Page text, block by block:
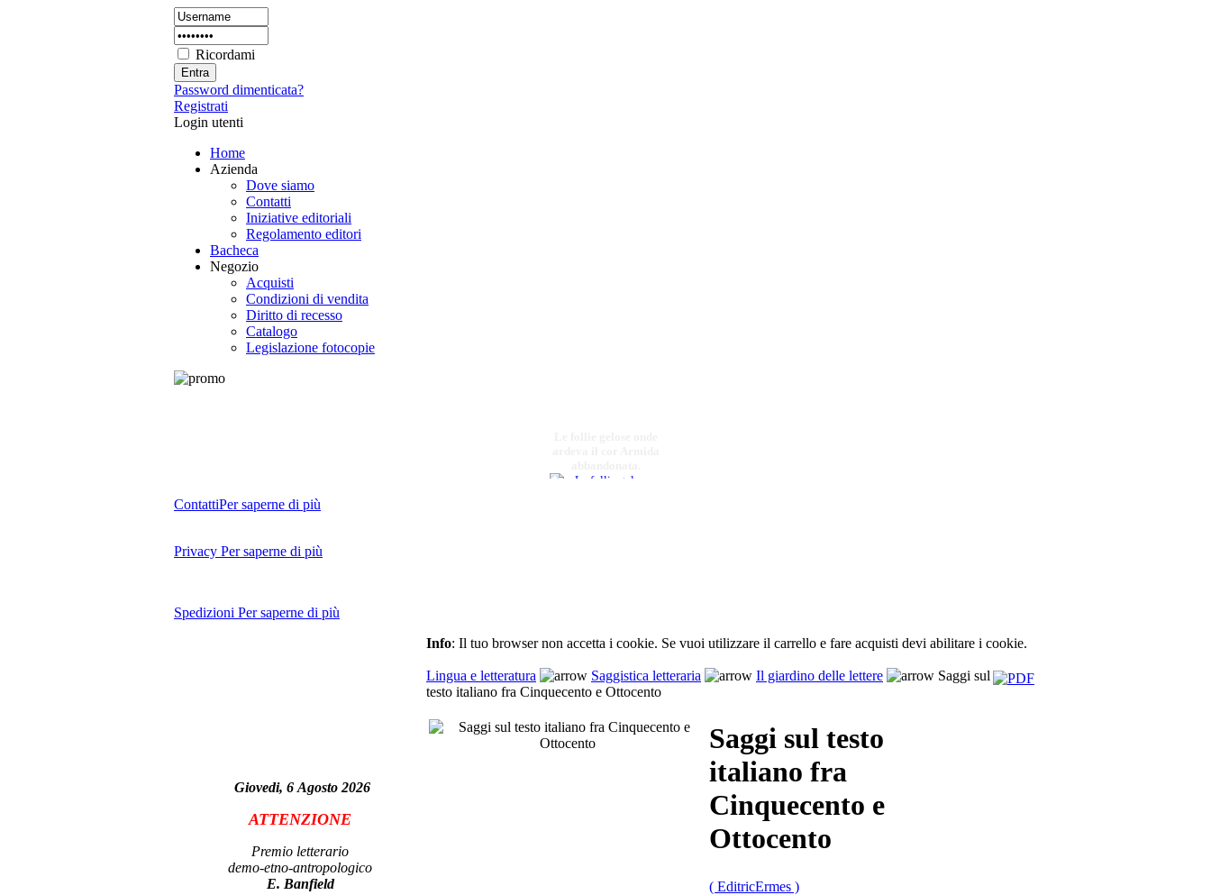
Ricordami
Password dimenticata?
Registrati
Login utenti
Home
Azienda
Dove siamo
Contatti
Iniziative editoriali
Regolamento editori
Bacheca
Negozio
Acquisti
Condizioni di vendita
Diritto di recesso
Catalogo
Legislazione fotocopie
Chiama per il Prezzo
La france aujourd'hui
€ 25,00
Il mancato sviluppo
ContattiPer saperne di più
Privacy Per saperne di più
Spedizioni Per saperne di più
Giovedi, 6 Agosto 2026
ATTENZIONE
Premio letterario
demo-etno-antropologico
E. Banfield
Info: Il tuo browser non accetta i cookie. Se vuoi utilizzare il carrello e fare acquisti devi abilitare i cookie.
Lingua e letteratura Saggistica letteraria Il giardino delle lettere
Saggi sul
testo italiano fra Cinquecento e Ottocento
Saggi sul testo
italiano fra
Cinquecento e
Ottocento
( EditricErmes )